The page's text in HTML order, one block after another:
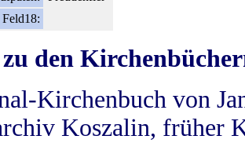
Feld18:
den
Kirchenbuch von
Koszalin, früher